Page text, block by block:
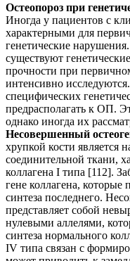
Остеопороз при
Иногда у пациентов с
характерными для
генетические
существуют
прочности при
интенсивно
специфических
предрасполагать к ОП.
однако иногда их
Несовершенный
хрупкой кости является
соединительной ткани,
коллагена I типа [112].
гене коллагена,
синтеза последнего.
представляет собой
нулевыми аллелями,
синтеза нормального
IV типа связан с